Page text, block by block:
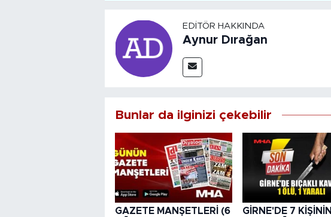
EDITÖR HAKKINDA
Aynur Dırağan
Bunlar da ilginizi çekebilir
GAZETE MANŞETLERİ (6
GİRNE'DE 7 KİŞİNİN